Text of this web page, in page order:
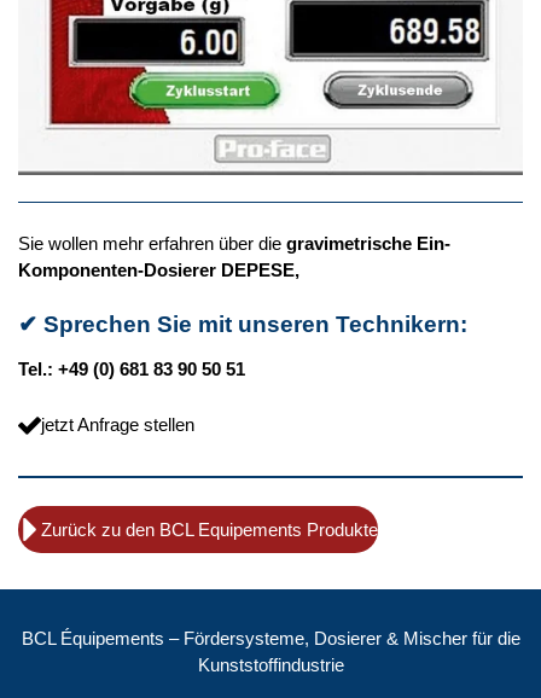
Sie wollen mehr erfahren über die gravimetrische Ein-
Komponenten-Dosierer DEPESE,
✔ Sprechen Sie mit unseren Technikern:
Tel.: +49 (0) 681 83 90 50 51
jetzt Anfrage stellen
Zurück zu den BCL Equipements Produkte
BCL Équipements – Fördersysteme, Dosierer & Mischer für die
Kunststoffindustrie